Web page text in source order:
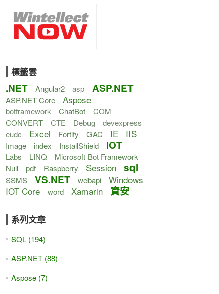
標籤雲
.NET Angular2 asp ASP.NET
ASP.NET Core Aspose
botframework ChatBot
COM
CONVERT
CTE Debug
devexpress
eudc
Excel Fortify GAC IE IIS
Image index InstallShield IOT
Labs LINQ
Microsoft Bot Framework
Null
pdf Raspberry Session sql
SSMS VS.NET webapi
Windows
IOT Core
word Xamarin 資安
系列文章
SQL (194)
ASP.NET (88)
Aspose (7)